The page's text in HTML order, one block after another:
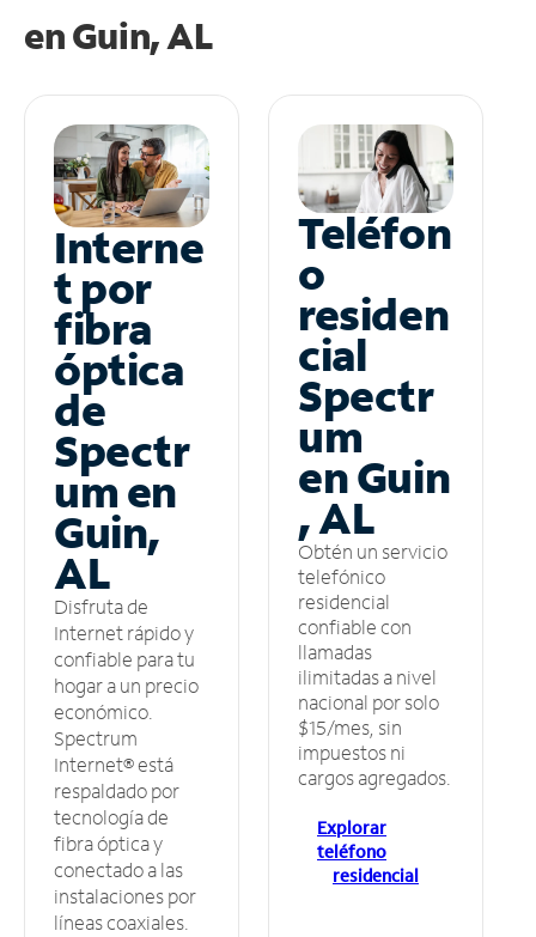
enGuin, AL
Interne
t por
fibra
óptica
de
Spectr
um en
Guin,
AL
Disfruta de
Internet rápido y
confiable para tu
hogar a un precio
económico.
Spectrum
Internet® está
respaldado por
tecnología de
fibra óptica y
conectado a las
instalaciones por
líneas coaxiales.
Teléfon
o
residen
cial
Spectr
um
en Guin
, AL
Obtén un servicio
telefónico
residencial
confiable con
llamadas
ilimitadas a nivel
nacional por solo
$15/mes, sin
impuestos ni
cargos agregados.
Explorar
teléfono
residencial